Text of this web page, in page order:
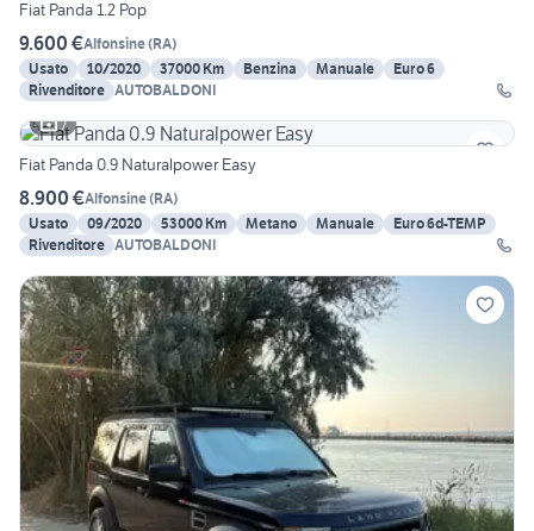
Fiat Panda 1.2 Pop
9.600 €Alfonsine(RA)
Usato
10/2020 37000 Km Benzina Manuale
Euro 6
Rivenditore AUTOBALDONI
7
Fiat Panda 0.9 Naturalpower Easy
8.900 €Alfonsine(RA)
Usato
09/2020 53000 Km Metano Manuale
Euro 6d-TEMP
Rivenditore AUTOBALDONI